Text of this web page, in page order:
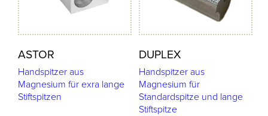
ASTOR
Handspitzer aus
Magnesium für exra lange
Stiftspitzen
DUPLEX
Handspitzer aus
Magnesium für
Standardspitze und lange
Stiftspitze